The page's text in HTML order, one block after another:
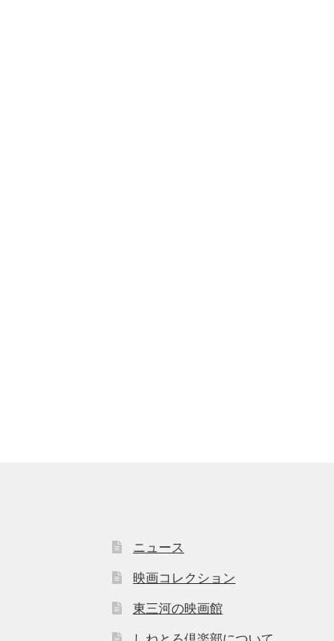
ニュース
映画コレクション
東三河の映画館